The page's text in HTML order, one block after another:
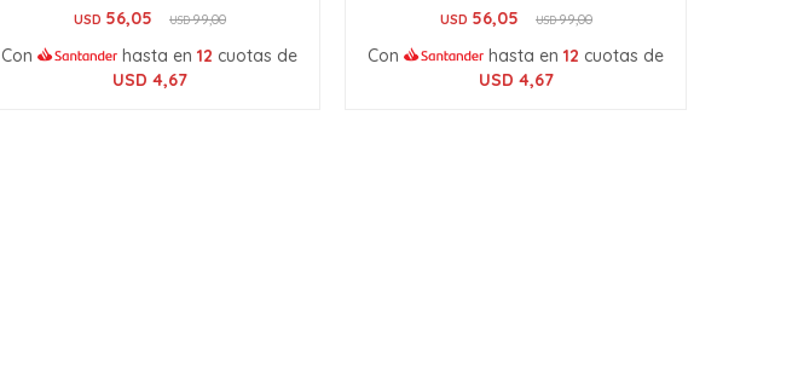
USD 56,05 USD99,00
Con hasta en12 cuotas de
USD 4,67
USD 56,05 USD99,00
Con hasta en12 cuotas de
USD 4,67